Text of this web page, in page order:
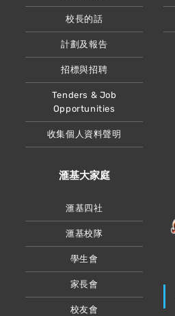
校長的話
計劃及報告
招標與招聘
Tenders & Job
Opportunities
收集個人資料聲明
滙基大家庭
滙基四社
滙基校隊
學生會
家長會
校友會